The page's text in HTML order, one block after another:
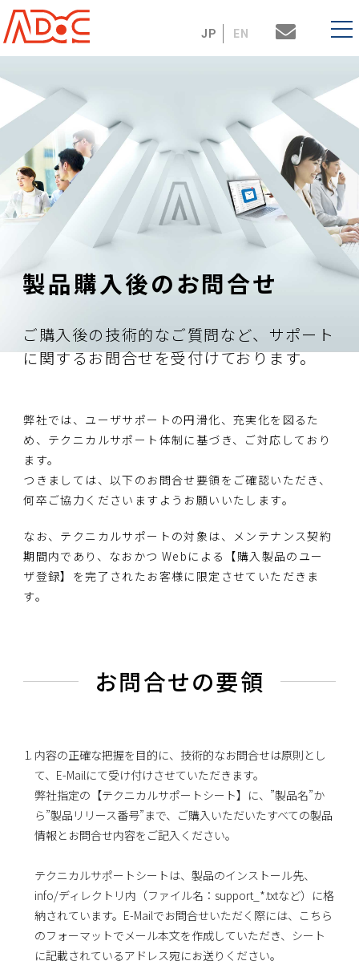
JP EN
製品購入後のお問合せ
ご購入後の技術的なご質問など、サポート
に関するお問合せを受付けております。
弊社では、ユーザサポートの円滑化、充実化を図るた
め、テクニカルサポート体制に基づき、ご対応しており
ます。
つきましては、以下のお問合せ要領をご確認いただき、
何卒ご協力くださいますようお願いいたします。
なお、テクニカルサポートの対象は、メンテナンス契約
期間内であり、なおかつ Webによる【購入製品のユー
ザ登録】を完了されたお客様に限定させていただきま
す。
お問合せの要領
内容の正確な把握を目的に、技術的なお問合せは原則とし
て、E-Mailにて受け付けさせていただきます。
弊社指定の【テクニカルサポートシート】に、”製品名”か
ら”製品リリース番号”まで、ご購入いただいたすべての製品
情報とお問合せ内容をご記入ください。
テクニカルサポートシートは、製品のインストール先、
info/ディレクトリ内（ファイル名：support_*.txtなど）に格
納されています。E-Mailでお問合せいただく際には、こちら
のフォーマットでメール本文を作成していただき、シート
に記載されているアドレス宛にお送りください。